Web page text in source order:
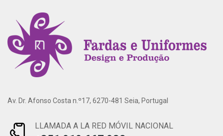
Av. Dr. Afonso Costa n.º17, 6270-481 Seia, Portugal
LLAMADA A LA RED MÓVIL NACIONAL